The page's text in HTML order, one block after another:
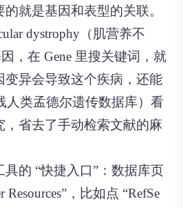
就是基因和表型的关联。
dystrophy（肌营养不
，在 Gene 里搜关键词，就
变异会导致这个疾病，还能
人类孟德尔遗传数据库）看
，省去了手动检索文献的麻
具的 “快捷入口”：数据库页
，比如点 “RefSe